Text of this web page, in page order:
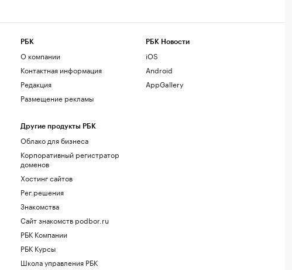
РБК
О компании
Контактная информация
Редакция
Размещение рекламы
Другие продукты РБК
Облако для бизнеса
Корпоративный регистратор
доменов
Хостинг сайтов
Рег.решения
Знакомства
Сайт знакомств podbor.ru
РБК Компании
РБК Курсы
Школа управления РБК
РБК Новости
iOS
Android
AppGallery